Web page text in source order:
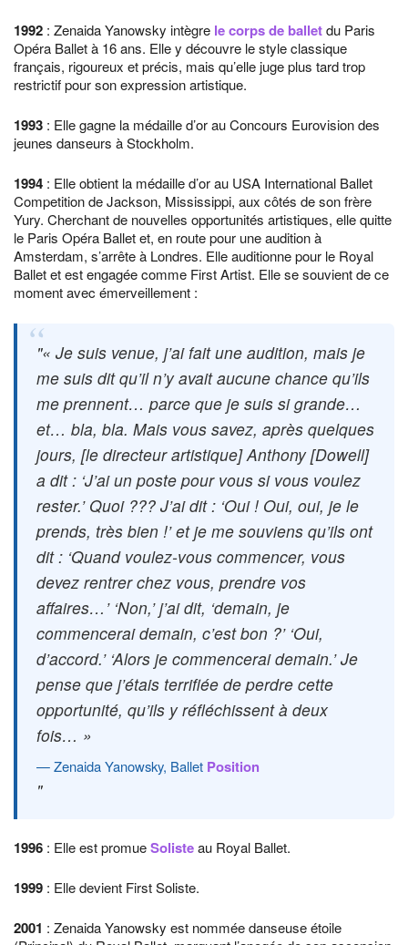
1992 : Zenaida Yanowsky intègre le corps de balletdu Paris
Opéra Ballet à 16 ans. Elle y découvre le style classique
français, rigoureux et précis, mais qu’elle juge plus tard trop
restrictif pour son expression artistique.
1993 : Elle gagne la médaille d’or au Concours Eurovision des
jeunes danseurs à Stockholm.
1994 : Elle obtient la médaille d’or au USA International Ballet
Competition de Jackson, Mississippi, aux côtés de son frère
Yury. Cherchant de nouvelles opportunités artistiques, elle quitte
le Paris Opéra Ballet et, en route pour une audition à
Amsterdam, s’arrête à Londres. Elle auditionne pour le Royal
Ballet et est engagée comme First Artist. Elle se souvient de ce
moment avec émerveillement :
« Je suis venue, j’ai fait une audition, mais je
me suis dit qu’il n’y avait aucune chance qu’ils
me prennent… parce que je suis si grande…
et… bla, bla. Mais vous savez, après quelques
jours, [le directeur artistique] Anthony [Dowell]
a dit : ‘J’ai un poste pour vous si vous voulez
rester.’ Quoi ??? J’ai dit : ‘Oui ! Oui, oui, je le
prends, très bien !’ et je me souviens qu’ils ont
dit : ‘Quand voulez-vous commencer, vous
devez rentrer chez vous, prendre vos
affaires…’ ‘Non,’ j’ai dit, ‘demain, je
commencerai demain, c’est bon ?’ ‘Oui,
d’accord.’ ‘Alors je commencerai demain.’ Je
pense que j’étais terrifiée de perdre cette
opportunité, qu’ils y réfléchissent à deux
fois… »
Zenaida Yanowsky, Ballet Position
1996 : Elle est promueSolisteau Royal Ballet.
1999 : Elle devient First Soliste.
2001 : Zenaida Yanowsky est nommée danseuse étoile